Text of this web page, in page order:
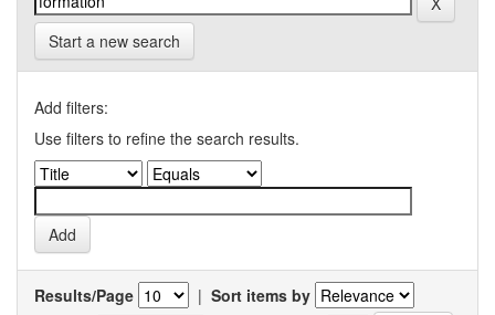
Start a new search
Add filters:
Use filters to refine the search results.
Results/Page | Sort items by